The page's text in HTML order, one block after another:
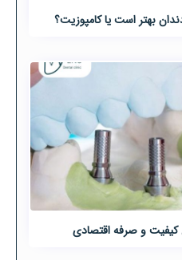
بهتر است یا کامپوزیت؟
کیفیت و صرفه اقتصادی